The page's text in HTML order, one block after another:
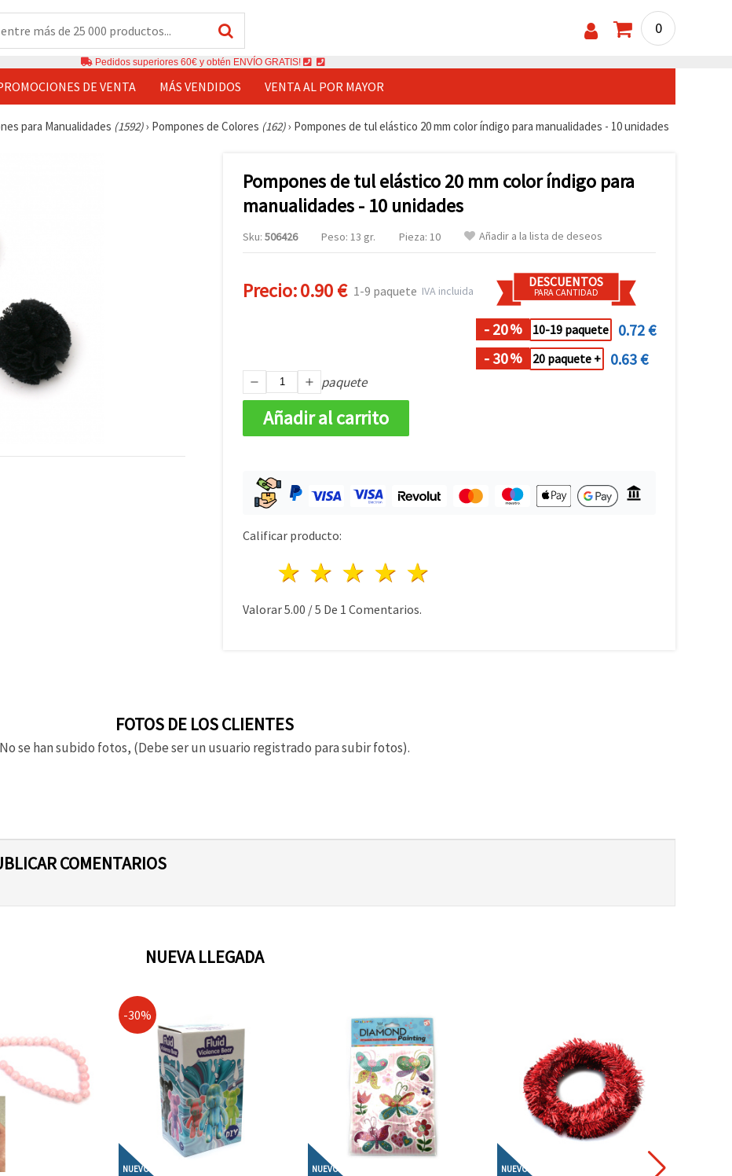
0
Pedidos superiores 60€ y obtén ENVÍO GRATIS!
DE VENTA MÁS VENDIDOS VENTA AL POR MAYOR
para Manualidades (1592)› Pompones de Colores (162)› Pompones de tul elástico 20 mm color índigo para manualidades - 10 unidades
Pompones de tul elástico 20 mm color índigo para
manualidades - 10 unidades
Sku: 506426 Peso: 13 gr. Pieza: 10 Añadir a la lista de deseos
Precio:0.90 € 1-9 paquete IVA incluida
DESCUENTOS
PARA CANTIDAD
- 20% 10-19 paquete
0.72 €
- 30% 20 paquete + 0.63 €
paquete
Añadir al carrito
Calificar producto:
4 estrellas
3 estrellas
2 estrellas
1 estrella
Valorar5.00 /5 De 1 Comentarios.
FOTOS DE LOS CLIENTES
No se han subido fotos, (Debe ser un usuario registrado para subir fotos).
COMENTARIOS
NUEVA LLEGADA
-30%
NUEVO NUEVO NUEVO